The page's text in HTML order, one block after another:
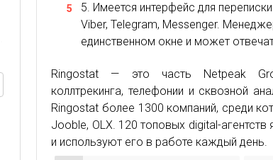
Имеется интерфейс для
Viber, Telegram, Messenger.
единственном окне и может
Ringostat — это часть Netpeak
коллтрекинга, телефонии и сквозной
Ringostat более 1300 компаний, среди
Jooble, OLX. 120 топовых digital-
и используют его в работе каждый день.